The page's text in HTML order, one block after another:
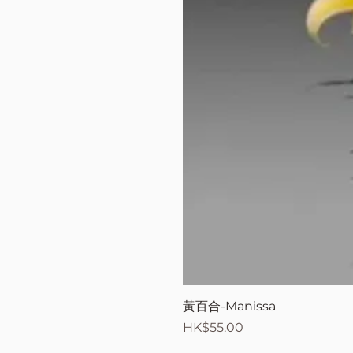
黃百合-Manissa
價格
HK$55.00